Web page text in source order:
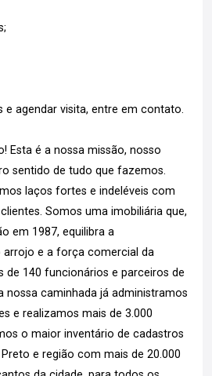
e agendar visita, entre em contato.
Esta é a nossa missão, nosso
sentido de tudo que fazemos.
laços fortes e indeléveis com
Somos uma imobiliária que,
em 1987, equilibra a
e a força comercial da
de 140 funcionários e parceiros de
nossa caminhada já administramos
e realizamos mais de 3.000
o maior inventário de cadastros
e região com mais de 20.000